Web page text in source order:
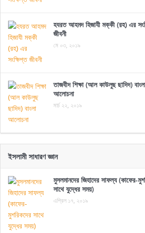
হযরত আহমদ হিজাযী মক্কী (রহ) এর
জীবনী
মে ০৩, ২০১৯
তাজবীদ শিক্ষা (আল কাউলুছ ছাদিদ)
আলোচনা
মার্চ ২২, ২০১৯
ইসলামী সাধারণ জ্ঞান
মুসলমানদের জিহাদের সাফল্য (কাফের-
সাথে যুদ্ধের সময়)
এপ্রিল ১৭, ২০১৯